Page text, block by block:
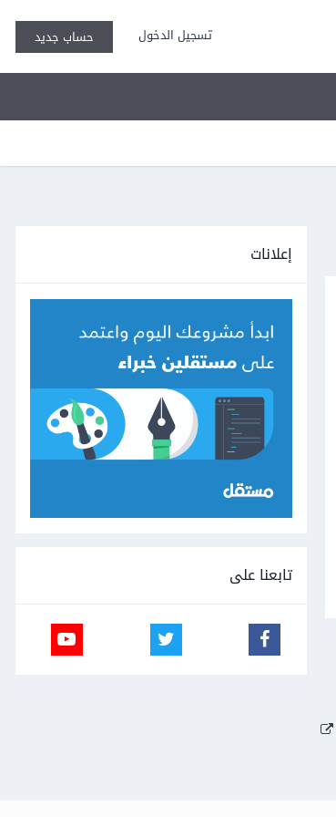
تسجيل الدخول حساب جديد
إعلانات
تابعنا على